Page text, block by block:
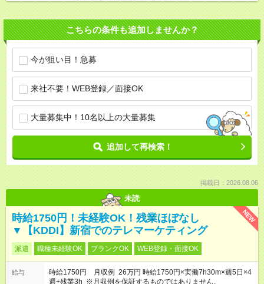
こちらの条件も追加しませんか？
今が狙い目！急募
来社不要！WEB登録／面接OK
大量募集中！10名以上の大量募集
追加して再検索！
掲載日：2026.08.06
未読
NEW
時給1750円！未経験OK！残業ほぼなし
▼【KDDI】新宿でのテレマーケティング
派遣 職種未経験OK ブランクOK WEB登録・面接OK
給与
時給1750円 月収例 26万円 時給1750円×実働7h30m×週5日×4
週+残業3h ※月収例を保証するものではありません。